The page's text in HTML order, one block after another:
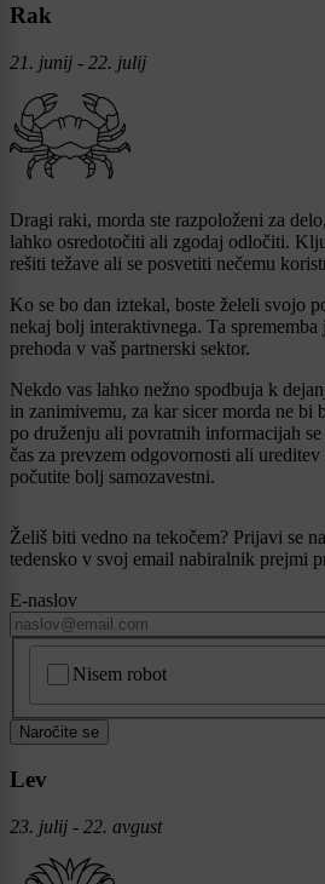
Rak
21. junij - 22. julij
Dragi raki, morda ste razpoloženi za
lahko osredotočiti ali zgodaj odločiti.
rešiti težave ali se posvetiti nečemu
Ko se bo dan iztekal, boste želeli svojo
nekaj bolj interaktivnega. Ta
prehoda v vaš partnerski sektor.
Nekdo vas lahko nežno spodbuja k
in zanimivemu, za kar sicer morda ne bi
po druženju ali povratnih informacijah
čas za prevzem odgovornosti ali ureditev
počutite bolj samozavestni.
Želiš biti vedno na tekočem? Prijavi se
tedensko v svoj email nabiralnik prejmi
E-naslov
Nisem robot
Naročite se
Lev
23. julij - 22. avgust